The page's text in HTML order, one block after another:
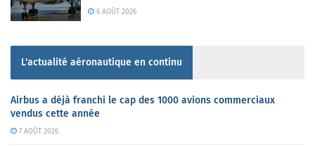
6 AOÛT 2026
L'actualité aéronautique en continu
Airbus a déjà franchi le cap des 1000 avions commerciaux
vendus cette année
7 AOÛT 2026